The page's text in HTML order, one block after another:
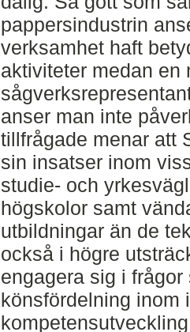
pappersindustrin
verksamhet haft
aktiviteter medan en
anser man inte
tillfrågade menar att
sin insatser inom
studie- och
högskolor samt
utbildningar än de
också i högre
engagera sig i
könsfördelning inom